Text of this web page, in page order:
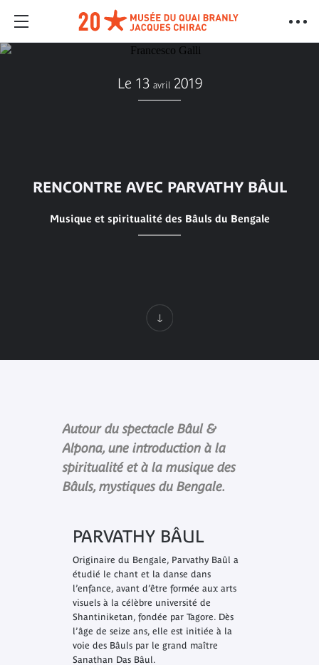
Le 13 avril 2019
RENCONTRE AVEC PARVATHY BÂUL
Musique et spiritualité des Bâuls du Bengale
Autour du spectacle Bâul &
Alpona, une introduction à la
spiritualité et à la musique des
Bâuls, mystiques du Bengale.
PARVATHY BÂUL
Originaire du Bengale, Parvathy Baûl a
étudié le chant et la danse dans
l’enfance, avant d’être formée aux arts
visuels à la célèbre université de
Shantiniketan, fondée par Tagore. Dès
l’âge de seize ans, elle est initiée à la
voie des Bâuls par le grand maître
Sanathan Das Bâul.